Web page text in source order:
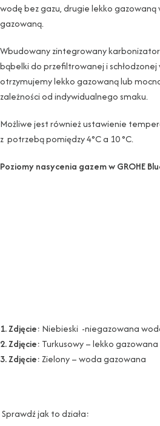
wodę bez gazu, drugie lekko
gazowaną.
Wbudowany zintegrowany
bąbelki do przefiltrowanej i schłodzonej
otrzymujemy lekko gazowaną lub
zależności od indywidualnego smaku.
Możliwe jest również ustawienie
z potrzebą pomiędzy 4°C a 10 °C.
Poziomy nasycenia gazem w GROHE
1. Zdjęcie: Niebieski -niegazowana
2. Zdjęcie: Turkusowy – lekko
3. Zdjęcie: Zielony – woda gazowana
Sprawdź jak to działa: